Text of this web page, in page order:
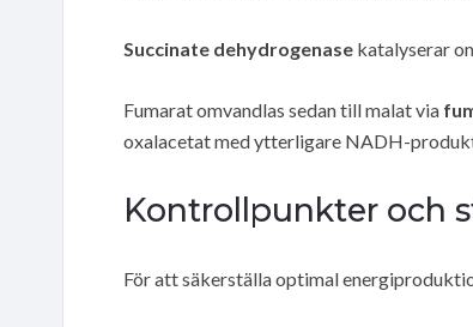
Succinate dehydrogenase katalyserar
Fumarat omvandlas sedan till malat via
oxalacetat med ytterligare NADH-
Kontrollpunkter och
För att säkerställa optimal